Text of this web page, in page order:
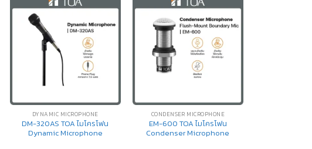
DYNAMIC MICROPHONE
DM-320AS TOA ไมโครโฟน
Dynamic Microphone
CONDENSER MICROPHONE
EM-600 TOA ไมโครโฟน
Condenser Microphone